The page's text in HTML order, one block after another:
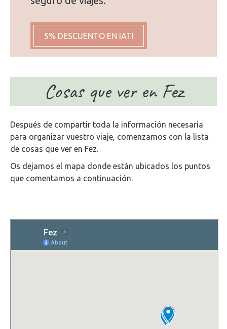
5% DESCUENTO EN IATI
Cosas que ver en Fez
Después de compartir toda la información necesaria
para organizar vuestro viaje, comenzamos con la lista
de cosas que ver en Fez.
Os dejamos el mapa donde están ubicados los puntos
que comentamos a continuación.